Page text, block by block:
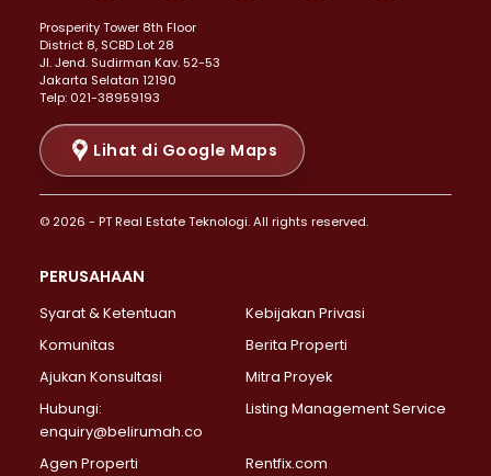
Properti Dijual di Menteng >
Properti Dijual di Senen >
Properti Dijual di Tanah Abang >
Properti Dijual di Cikini >
Properti Dijual di Kramat >
Properti Dijual di Pasar Baru >
Properti Dijual di Bendungan Hilir >
Properti Dijual di Jakarta Selatan >
Properti Dijual di Lebak Bulus >
Properti Dijual di Gandaria Selatan >
Properti Dijual di Pondok Labu >
Properti Dijual di Lenteng Agung >
Properti Dijual di Senayan >
Properti Dijual di Pondok Pinang >
Prosperity Tower 8th Floor
District 8, SCBD Lot 28
JI. Jend. Sudirman Kav. 52-53
Jakarta Selatan 12190
Telp: 021-38959193
Lihat di Google Maps
© 2026 - PT Real Estate Teknologi. All rights reserved.
PERUSAHAAN
Syarat & Ketentuan
Kebijakan Privasi
Komunitas
Berita Properti
Ajukan Konsultasi
Mitra Proyek
Hubungi:
enquiry@belirumah.co
Listing Management Service
Agen Properti Rentfix.com